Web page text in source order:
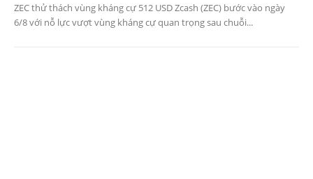
ZEC thử thách vùng kháng cự 512 USD Zcash (ZEC) bước vào ngày
6/8 với nỗ lực vượt vùng kháng cự quan trọng sau chuỗi...